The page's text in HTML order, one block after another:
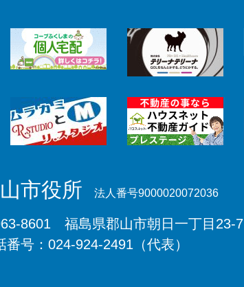
市役所 法人番号9000020072036
8601 福島県郡山市朝日一丁目23-7
番号：024-924-2491（代表）